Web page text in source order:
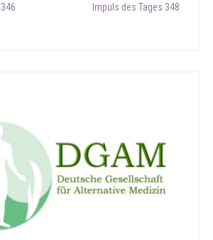
Impuls des Tages 348